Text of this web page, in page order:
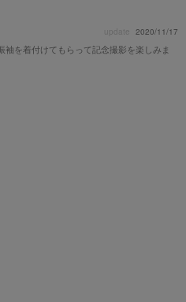
update 2020/11/17
を着付けてもらって記念撮影を楽しみま